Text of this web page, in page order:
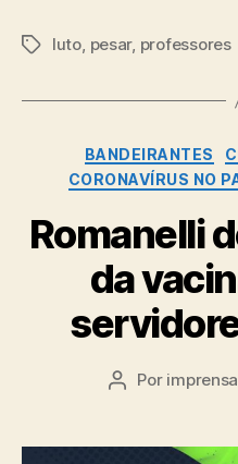
Tagsluto pesar, professores
BANDEIRANTES
CORONAVÍRUS NO
Romanelli
da
Autor
Por imprensa